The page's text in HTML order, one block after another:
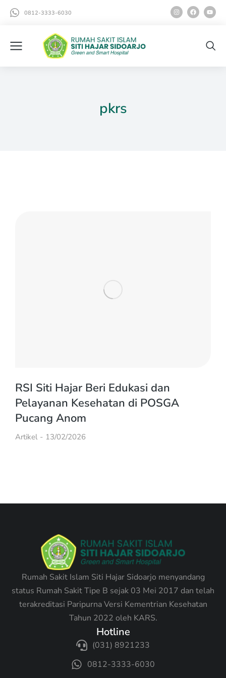
0812-3333-6030
pkrs
RSI Siti Hajar Beri Edukasi dan
Pelayanan Kesehatan di POSGA
Pucang Anom
Artikel 13/02/2026
Rumah Sakit Islam Siti Hajar Sidoarjo menyandang
status Rumah Sakit Tipe B sejak 03 Mei 2017 dan telah
terakreditasi Paripurna Versi Kementrian Kesehatan
Tahun 2022 oleh KARS.
Hotline
(031) 8921233
0812-3333-6030